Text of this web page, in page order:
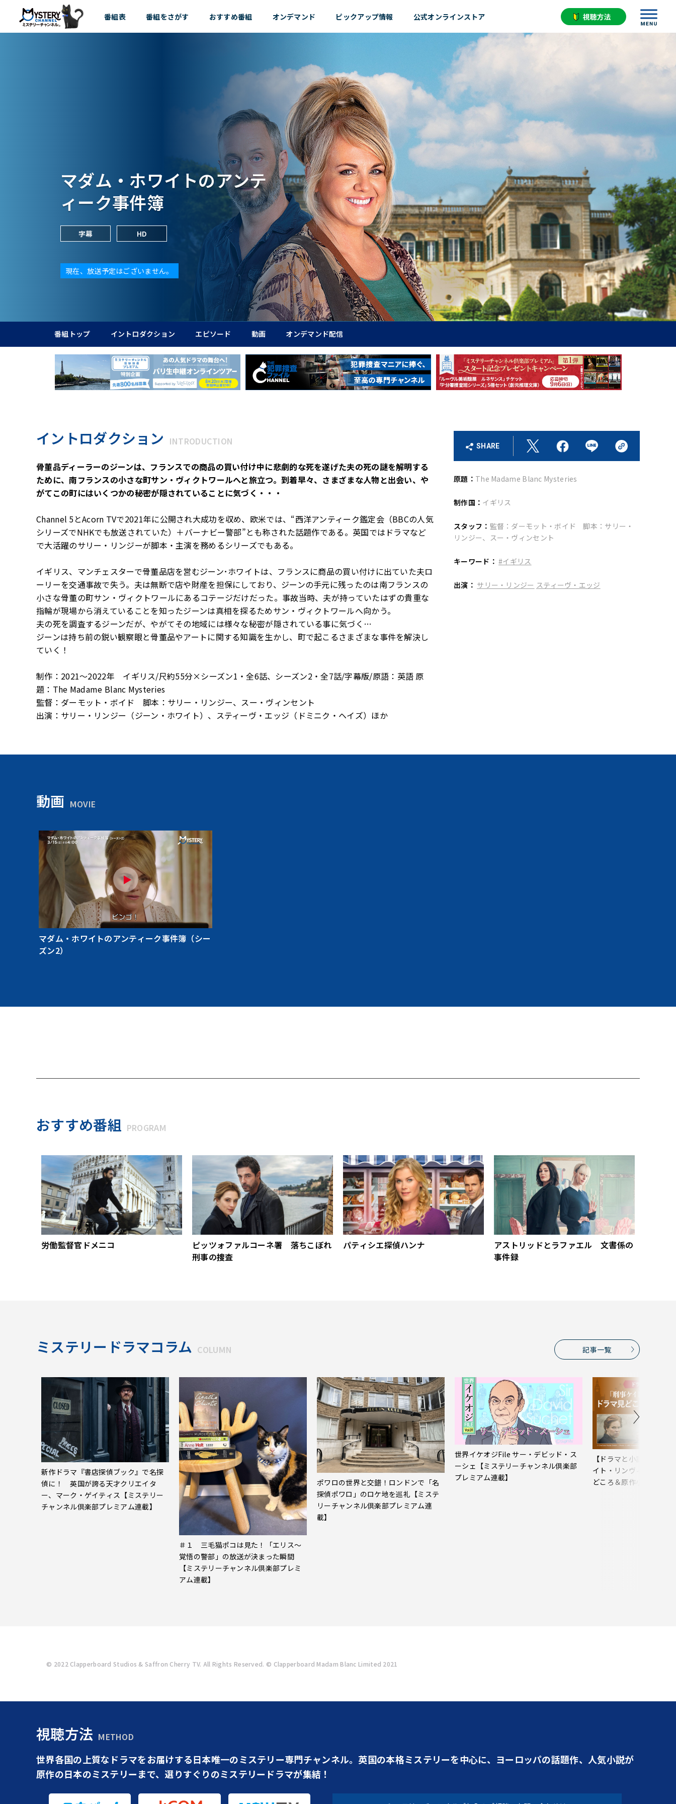
番組表 番組をさがす おすすめ番組 オンデマンド ピックアップ情報 公式オンラインストア
マダム・ホワイトのアンテ
ィーク事件簿
字幕 HD
現在、放送予定はございません。
番組トップ イントロダクション エピソード 動画 オンデマンド配信
イントロダクション INTRODUCTION
骨董品ディーラーのジーンは、フランスでの商品の買い付け中に悲劇的な死を遂げた夫の死の謎を解明する
ために、南フランスの小さな町サン・ヴィクトワールへと旅立つ。到着早々、さまざまな人物と出会い、や
がてこの町にはいくつかの秘密が隠されていることに気づく・・・
Channel 5とAcorn TVで2021年に公開され大成功を収め、欧米では、“西洋アンティーク鑑定会（BBCの人気
シリーズでNHKでも放送されていた）＋バーナビー警部”とも称された話題作である。英国ではドラマなど
で大活躍のサリー・リンジーが脚本・主演を務めるシリーズでもある。
イギリス、マンチェスターで骨董品店を営むジーン･ホワイトは、フランスに商品の買い付けに出ていた夫ロ
ーリーを交通事故で失う。夫は無断で店や財産を担保にしており、ジーンの手元に残ったのは南フランスの
小さな骨董の町サン・ヴィクトワールにあるコテージだけだった。事故当時、夫が持っていたはずの貴重な
指輪が現場から消えていることを知ったジーンは真相を探るためサン・ヴィクトワールへ向かう。
夫の死を調査するジーンだが、やがてその地域には様々な秘密が隠されている事に気づく…
ジーンは持ち前の鋭い観察眼と骨董品やアートに関する知識を生かし、町で起こるさまざまな事件を解決し
ていく！
制作：2021～2022年 イギリス/尺約55分×シーズン1・全6話、シーズン2・全7話/字幕版/原語：英語 原
題：The Madame Blanc Mysteries
監督：ダーモット・ボイド 脚本：サリー・リンジー、スー・ヴィンセント
出演：サリー・リンジー（ジーン・ホワイト）、スティーヴ・エッジ（ドミニク・ヘイズ）ほか
SHARE
原題： The Madame Blanc Mysteries
制作国： イギリス
スタッフ： 監督：ダーモット・ボイド 脚本：サリー・
リンジー、スー・ヴィンセント
キーワード： #イギリス
出演： サリー・リンジー スティーヴ・エッジ
動画 MOVIE
マダム・ホワイトのアンティーク事件簿（シー
ズン2）
おすすめ番組 PROGRAM
労働監督官ドメニコ
ピッツォファルコーネ署 落ちこぼれ
刑事の捜査
パティシエ探偵ハンナ
アストリッドとラファエル 文書係の
事件録
ミステリードラマコラム COLUMN
新作ドラマ『書店探偵ブック』で名探
偵に！ 英国が誇る天才クリエイタ
ー、マーク・ゲイティス【ミステリー
チャンネル倶楽部プレミアム連載】
＃１ 三毛猫ポコは見た！「エリス～
覚悟の警部」の放送が決まった瞬間
【ミステリーチャンネル倶楽部プレミ
アム連載】
ポワロの世界と交錯！ロンドンで「名
探偵ポワロ」のロケ地を巡礼【ミステ
リーチャンネル倶楽部プレミアム連
載】
世界イケオジFile サー・デビッド・ス
ーシェ【ミステリーチャンネル倶楽部
プレミアム連載】
【ドラマと小説で楽しむ
イト・リンヴィルの事件
どころ＆原作小説おすす
記事一覧
© 2022 Clapperboard Studios & Saffron Cherry TV. All Rights Reserved. © Clapperboard Madam Blanc Limited 2021
視聴方法 METHOD
世界各国の上質なドラマをお届けする日本唯一のミステリー専門チャンネル。英国の本格ミステリーを中心に、ヨーロッパの話題作、人気小説が
原作の日本のミステリーまで、選りすぐりのミステリードラマが集結！